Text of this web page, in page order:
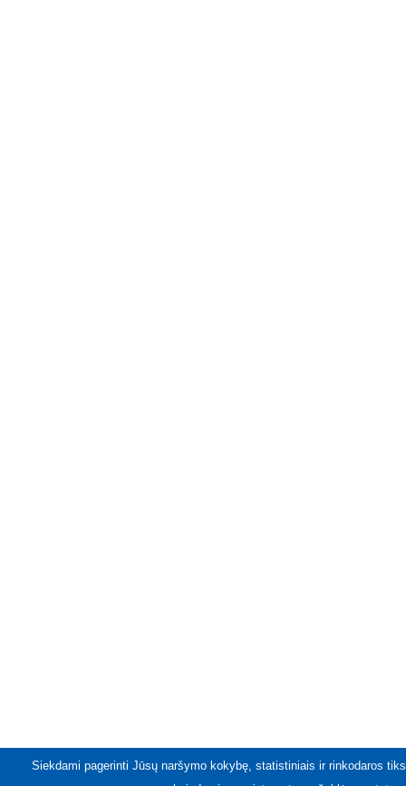
Siekdami pagerinti Jūsų naršymo kokybę, statistiniais ir rinkodaros